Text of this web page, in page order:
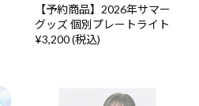
【予約商品】2026年サマー
グッズ 個別プレートライト
¥3,200 (税込)